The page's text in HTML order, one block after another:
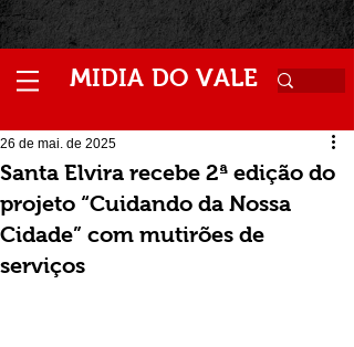
MIDIA DO VALE
Santa Elvira recebe 2ª edição do
projeto “Cuidando da Nossa
Cidade” com mutirões de
serviços
26 de mai. de 2025